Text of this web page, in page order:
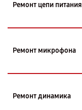
Ремонт цепи питания
Ремонт микрофона
Ремонт динамика